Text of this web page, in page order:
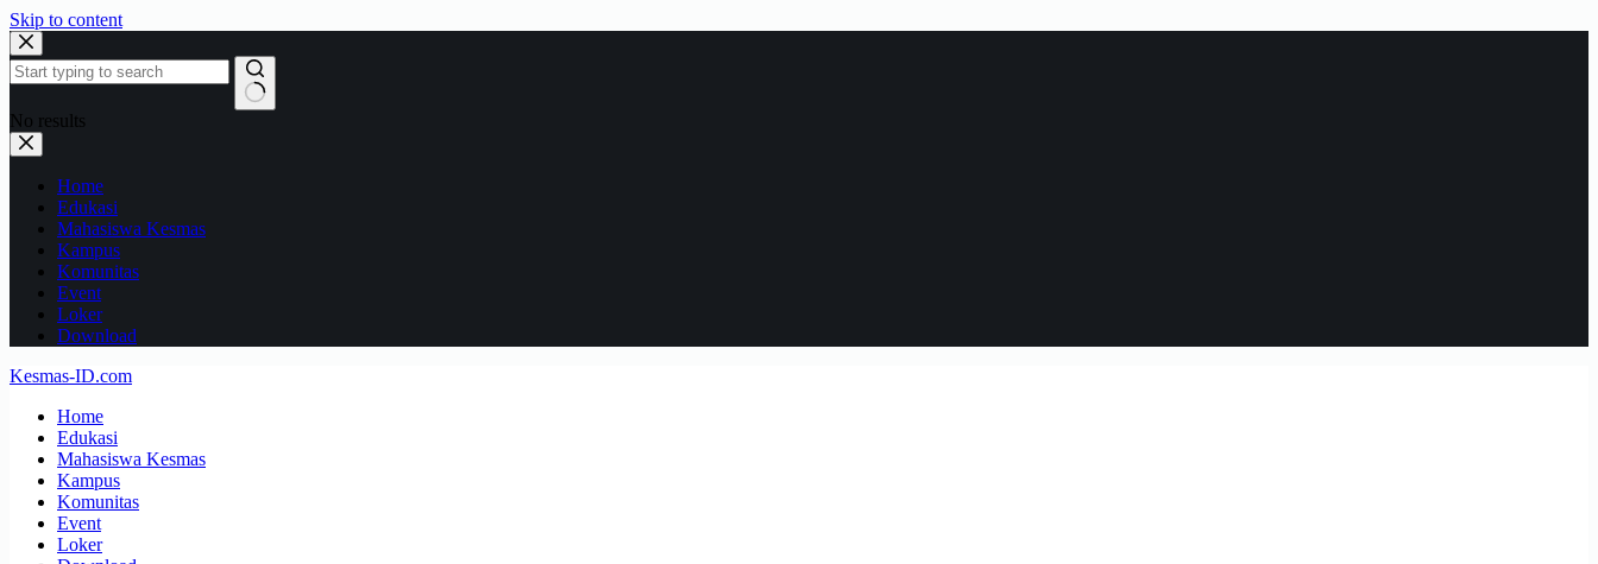
Skip to content
No results
Home
Edukasi
Mahasiswa Kesmas
Kampus
Komunitas
Event
Loker
Download
Kesmas-ID.com
Home
Edukasi
Mahasiswa Kesmas
Kampus
Komunitas
Event
Loker